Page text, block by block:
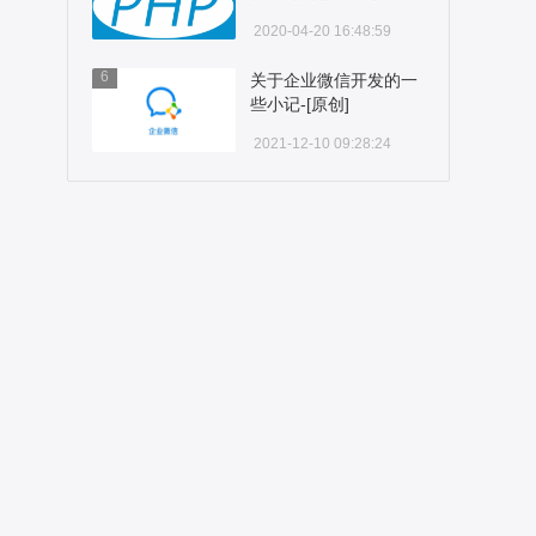
2020-04-20 16:48:59
6
关于企业微信开发的一
些小记-[原创]
2021-12-10 09:28:24